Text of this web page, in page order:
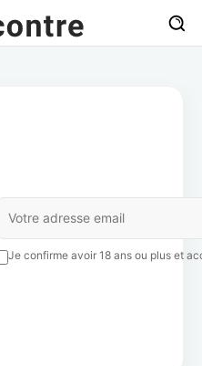
Je confirme avoir 18 ans ou plus et